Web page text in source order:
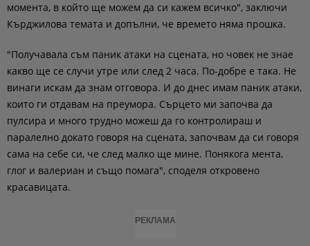
момента, в който ще можем да си кажем всичко", заключи
Кърджилова темата и допълни, че времето няма прошка.
"Получавала съм паник атаки на сцената, но човек не знае
какво ще се случи утре или след 2 часа. По-добре е така. Не
винаги искам да знам отговора. И до днес имам паник атаки,
които ги отдавам на преумора. Сърцето ми започва да
пулсира и много трудно можеш да го контролираш и
паралелно докато говоря на сцената, започвам да си говоря
сама на себе си, че след малко ще мине. Понякога мента,
глог и валериан и също помага", споделя откровено
красавицата.
РЕКЛАМА